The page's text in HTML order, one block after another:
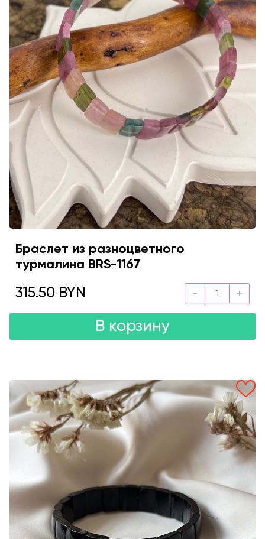
Браслет из разноцветного
турмалина BRS-1167
315.50 BYN
В корзину